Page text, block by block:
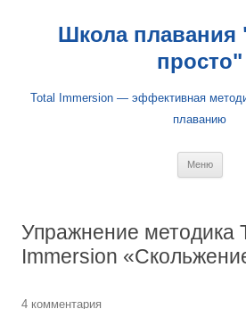
Школа плавания
просто"
Total Immersion — эффективная
плаванию
Меню
Упражнение методика
Immersion
4 комментария